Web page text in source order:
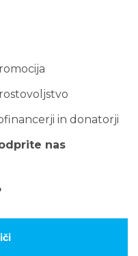
in donatorji
nas